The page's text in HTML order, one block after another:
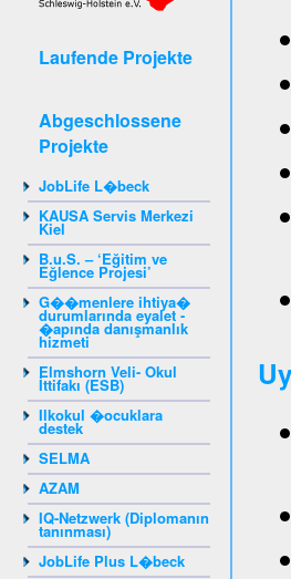
Laufende Projekte
Abgeschlossene
Projekte
JobLife L�beck
KAUSA Servis Merkezi
Kiel
B.u.S. – ‘Eğitim ve
Eğlence Projesi’
G��menlere ihtiya�
durumlarında eyalet -
�apında danışmanlık
hizmeti
Elmshorn Veli- Okul
İttifakı (ESB)
Ilkokul �ocuklara
destek
SELMA
AZAM
IQ-Netzwerk (Diplomanın
tanınması)
JobLife Plus L�beck